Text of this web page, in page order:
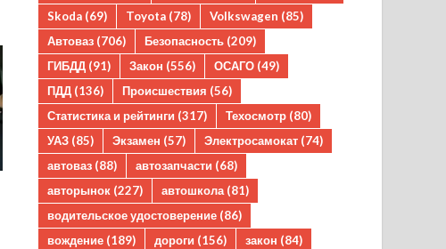
Skoda (69) Toyota (78) Volkswagen (85)
Автоваз (706) Безопасность (209)
ГИБДД (91) Закон (556) ОСАГО (49)
ПДД (136) Происшествия (56)
Статистика и рейтинги (317) Техосмотр (80)
УАЗ (85) Экзамен (57) Электросамокат (74)
автоваз (88) автозапчасти (68)
авторынок (227) автошкола (81)
водительское удостоверение (86)
вождение (189) дороги (156) закон (84)